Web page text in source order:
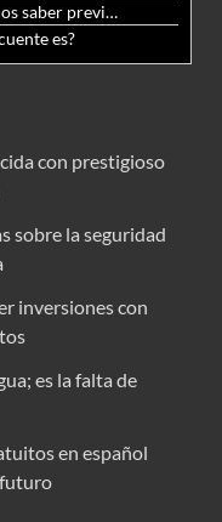
9. Crédito hipotecario: lo que debemos saber previo a adquirir nuestra vivienda
es?
con prestigioso
sobre la seguridad
inversiones con
es la falta de
en español